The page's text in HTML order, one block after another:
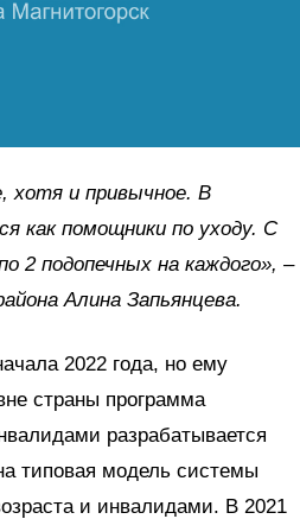
хотя и привычное. В
как помощники по уходу. С
2 подопечных на каждого», –
Алина Запьянцева.
2022 года, но ему
страны программа
разрабатывается
типовая модель системы
и инвалидами. В 2021